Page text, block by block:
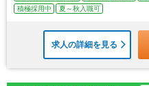
積極採用中
夏～秋入職可
求人の詳細を見る